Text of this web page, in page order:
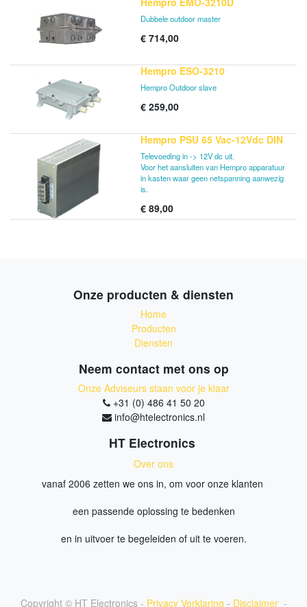
Dubbele outdoor master
€ 714,00
Hempro ESO-3210
Hempro Outdoor slave
€ 259,00
Hempro PSU 65 Vac-12Vdc DIN
Televoeding in -> 12V dc uit.
Voor het aansluiten van Hempro apparatuur
in kasten waar geen netspanning aanwezig
is.
€ 89,00
Onze producten & diensten
Home
Producten
Diensten
Neem contact met ons op
Onze Adviseurs staan voor je klaar
+31 (0) 486 41 50 20
info@htelectronics.nl
HT Electronics
Over ons
vanaf 2006 zetten we ons in, om voor onze klanten
een passende oplossing te bedenken
en in uitvoer te begeleiden of uit te voeren.
Copyright © HT Electronics - Privacy Verklaring - Disclaimer -